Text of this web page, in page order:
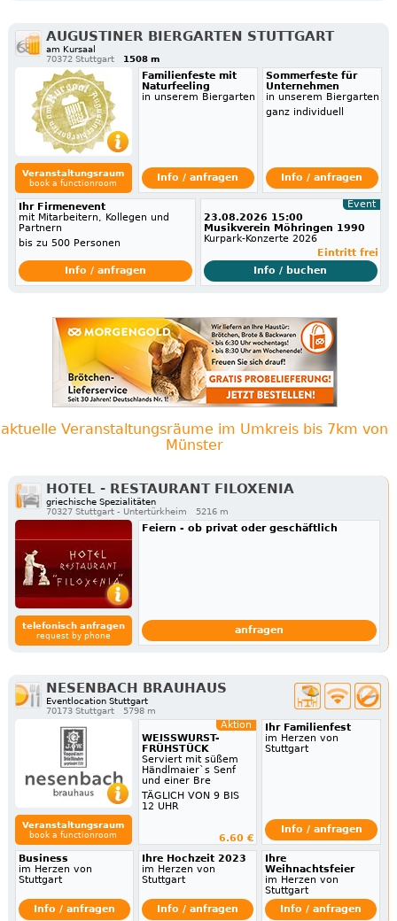
AUGUSTINER BIERGARTEN STUTTGART
am Kursaal
70372 Stuttgart
1508 m
Veranstaltungsraum
book a functionroom
Familienfeste mit
Naturfeeling
in unserem Biergarten
Info / anfragen
Sommerfeste für
Unternehmen
in unserem Biergarten
ganz individuell
Info / anfragen
Ihr Firmenevent
mit Mitarbeitern, Kollegen und
Partnern
bis zu 500 Personen
Info / anfragen
Event
23.08.2026 15:00
Musikverein Möhringen 1990
Kurpark-Konzerte 2026
Eintritt frei
Info / buchen
aktuelle Veranstaltungsräume im Umkreis bis 7km von
Münster
HOTEL - RESTAURANT FILOXENIA
griechische Spezialitäten
70327 Stuttgart - Untertürkheim
5216 m
telefonisch anfragen
request by phone
Feiern - ob privat oder geschäftlich
anfragen
NESENBACH BRAUHAUS
Eventlocation Stuttgart
70173 Stuttgart
5798 m
Veranstaltungsraum
book a functionroom
Aktion
WEISSWURST-
FRÜHSTÜCK
Serviert mit süßem
Händlmaier`s Senf
und einer Bre
TÄGLICH VON 9 BIS
12 UHR
6.60 €
Ihr Familienfest
im Herzen von
Stuttgart
Info / anfragen
Business
im Herzen von
Stuttgart
Info / anfragen
Ihre Hochzeit 2023
im Herzen von
Stuttgart
Info / anfragen
Ihre
Weihnachtsfeier
im Herzen von
Stuttgart
Info / anfragen